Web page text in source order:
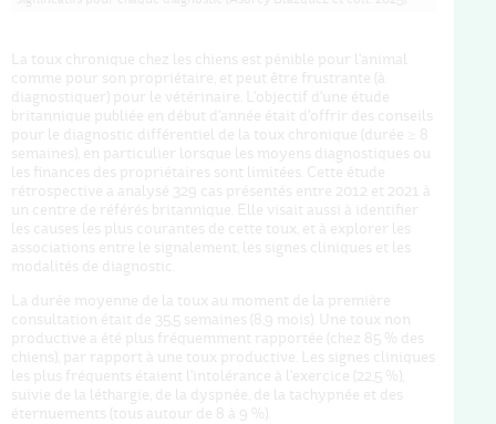
La toux chronique chez les chiens est pénible pour l'animal
comme pour son propriétaire, et peut être frustrante (à
diagnostiquer) pour le vétérinaire. L'objectif d'une étude
britannique publiée en début d'année était d'offrir des conseils
pour le diagnostic différentiel de la toux chronique (durée ≥ 8
semaines), en particulier lorsque les moyens diagnostiques ou
les finances des propriétaires sont limitées. Cette étude
rétrospective a analysé 329 cas présentés entre 2012 et 2021 à
un centre de référés britannique. Elle visait aussi à identifier
les causes les plus courantes de cette toux, et à explorer les
associations entre le signalement, les signes cliniques et les
modalités de diagnostic.
La durée moyenne de la toux au moment de la première
consultation était de 35,5 semaines (8,9 mois). Une toux non
productive a été plus fréquemment rapportée (chez 85 % des
chiens), par rapport à une toux productive. Les signes cliniques
les plus fréquents étaient l'intolérance à l'exercice (22,5 %),
suivie de la léthargie, de la dyspnée, de la tachypnée et des
éternuements (tous autour de 8 à 9 %).